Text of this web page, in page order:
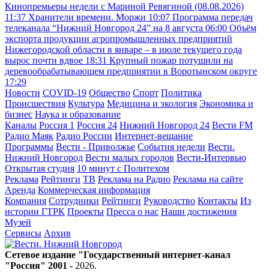
Кинопремьеры недели с Мариной Ревягиной (08.08.2026)
11:37 Хранители времени. Моржи 10:07 Программа передач
телеканала “Нижний Новгород 24” на 8 августа 06:00 Объём
экспорта продукции агропромышленных предприятий
Нижегородской области в январе – в июле текущего года
вырос почти вдвое 18:31 Крупный пожар потушили на
деревообрабатывающем предприятии в Воротынском округе
17:29
Новости COVID-19 Общество Спорт Политика
Происшествия Культура Медицина и экология Экономика и
бизнес Наука и образование
Каналы Россия 1 Россия 24 Нижний Новгород 24 Вести FM
Радио Маяк Радио России Интернет-вещание
Программы Вести - Приволжье События недели Вести.
Нижний Новгород Вести малых городов Вести-Интервью
Открытая студия 10 минут с Политехом
Реклама Рейтинги ТВ Реклама на Радио Реклама на сайте
Аренда Коммерческая информация
Компания Сотрудники Рейтинги Руководство Контакты Из
истории ГТРК Проекты Пресса о нас Наши достижения
Музей
Сервисы Архив
Сетевое издание "Государственный интернет-канал
"Россия" 2001 - 2026.